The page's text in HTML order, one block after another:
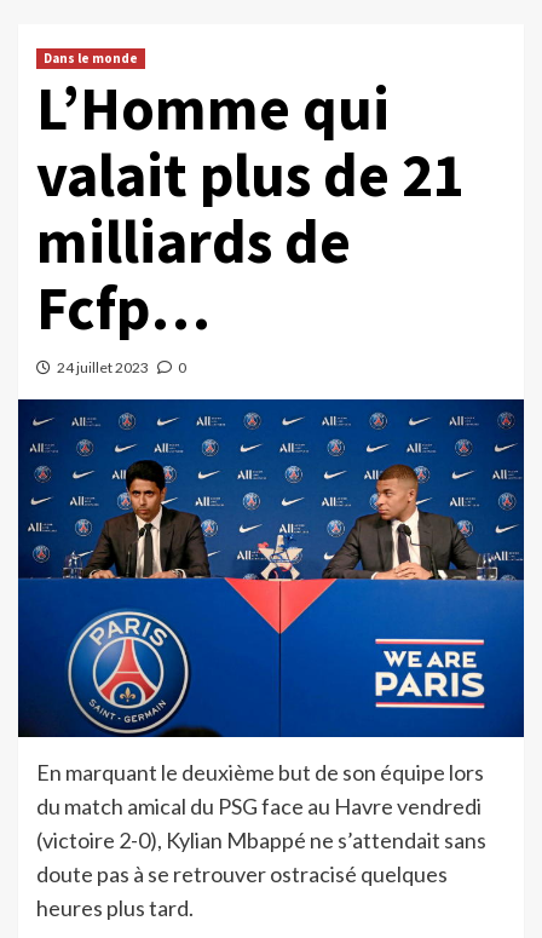
Dans le monde
L’Homme qui
valait plus de 21
milliards de
Fcfp…
24 juillet 2023 0
En marquant le deuxième but de son équipe lors
du match amical du PSG face au Havre vendredi
(victoire 2-0), Kylian Mbappé ne s’attendait sans
doute pas à se retrouver ostracisé quelques
heures plus tard.